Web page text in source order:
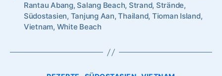
Rantau Abang, Salang Beach, Strand, Strände,
Südostasien, Tanjung Aan,Thailand, Tioman Island,
Vietnam, White Beach